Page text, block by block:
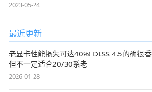
2023-05-24
最近更新
老显卡性能损失可达40%! DLSS 4.5的确很香
但不一定适合20/30系老
2026-01-28